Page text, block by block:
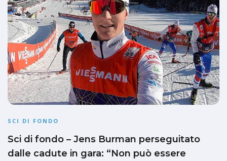
SCI DI FONDO
Sci di fondo – Jens Burman perseguitato
dalle cadute in gara: “Non può essere